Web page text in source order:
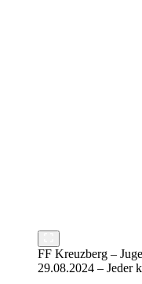
FF Kreuzberg –
29.08.2024 – Jeder